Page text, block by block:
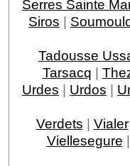
Serres Sainte
Siros |
Tadousse
Tarsacq |
Urdes | Urdos |
Verdets | Vialer
Viellesegure |